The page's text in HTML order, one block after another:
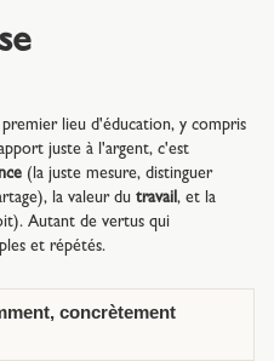
lieu d'éducation, y compris
juste à l'argent, c'est
(la juste mesure, distinguer
la valeur du travail, et la
Autant de vertus qui
et répétés.
concrètement